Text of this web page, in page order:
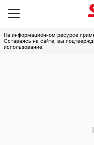
На информационном ресурсе
Оставаясь на сайте, вы
использование.